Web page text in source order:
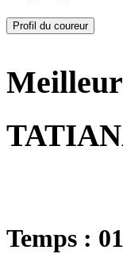
Profil du coureur
Temps :